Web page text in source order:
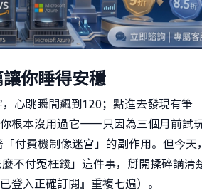
你睡得安穩
心跳瞬間飆到120；點進去發現有筆
根本沒用過它——只因為三個月前試
付費機制像迷宮」的副作用。但今天
不付冤枉錢」這件事，掰開揉碎講清
登入正確訂閱』重複七遍）。